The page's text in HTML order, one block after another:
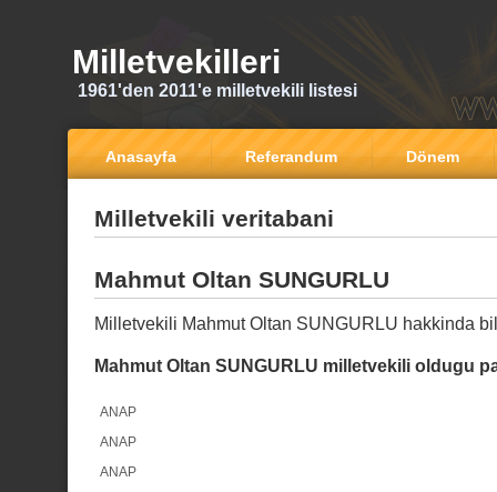
Milletvekilleri
1961'den 2011'e milletvekili listesi
Anasayfa Referandum Dönem
Milletvekili veritabani
Mahmut Oltan SUNGURLU
Milletvekili Mahmut Oltan SUNGURLU hakkinda
Mahmut Oltan SUNGURLU milletvekili oldugu
ANAP
ANAP
ANAP